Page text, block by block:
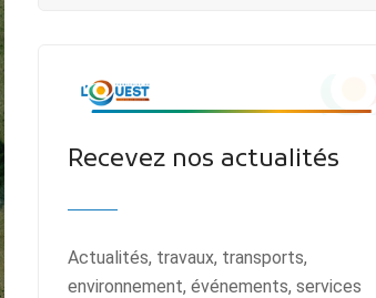
Recevez nos actualités
Actualités, travaux, transports,
environnement, événements, services